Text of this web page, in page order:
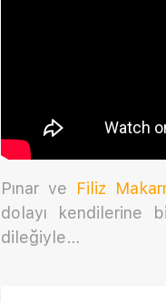
Pınar ve Filiz
dolayı kendilerine
dileğiyle…